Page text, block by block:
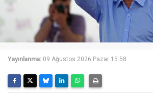
Yayınlanma: 09 Ağustos 2026 Pazar 15:58